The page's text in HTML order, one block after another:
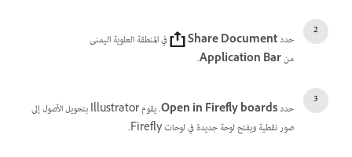
حددShare Document
في المنطقة العلوية اليمنى
منApplication Bar
.
حددOpen in Firefly boards
. يقوم Illustrator بتحويل الأصول إلى
صور نقطية ويفتح لوحة جديدة في لوحات Firefly.